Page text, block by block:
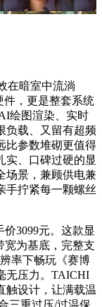
在暗室中流淌
件，更是整套系统
绘图渲染、实时
负载、又留有超频
比参数堆砌更值得
实、口碑过硬的显
场景，兼顾供电兼
手拧紧每一颗螺丝
3099元。这款显
宽为基底，完整支
率下畅玩《赛博
无压力。TAICHI
触设计，让满载温